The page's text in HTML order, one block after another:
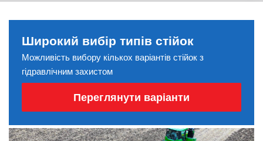
Широкий вибір типів стійок
Можливість вибору кількох варіантів стійок з
гідравлічним захистом
Переглянути варіанти